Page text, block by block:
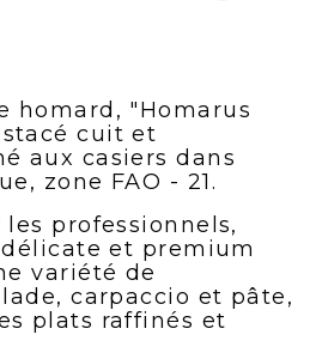
homard, "Homarus
cuit et
aux casiers dans
zone FAO - 21.
professionnels,
et premium
variété de
carpaccio et pâte,
plats raffinés et